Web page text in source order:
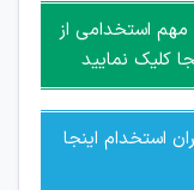
چه به صورت دسته
استخدامی از
کلیک نمایید
استخدام اینجا